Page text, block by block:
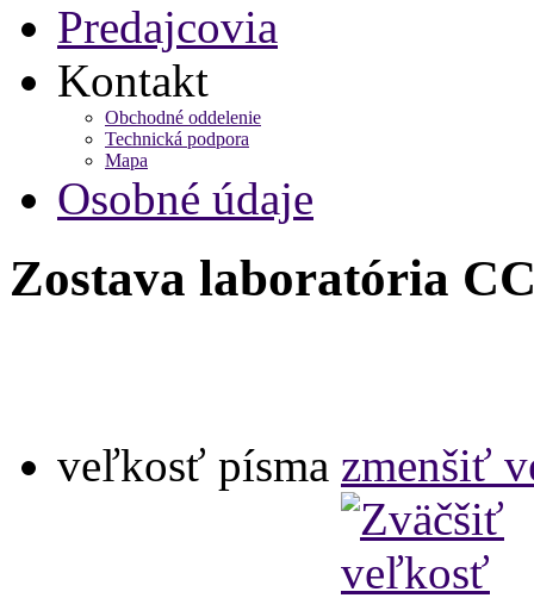
Predajcovia
Kontakt
Obchodné oddelenie
Technická podpora
Mapa
Osobné údaje
Zostava laboratória
veľkosť písma zmenšiť